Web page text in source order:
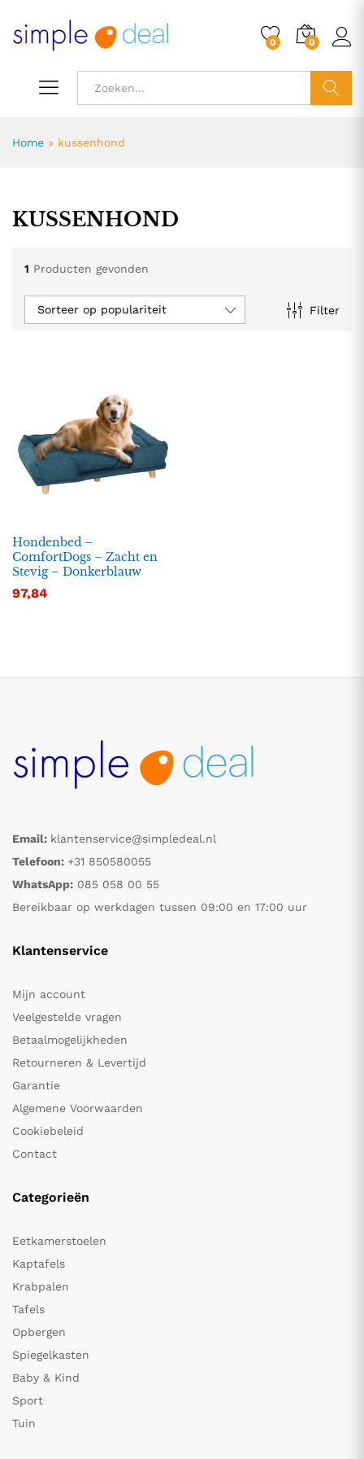
0 0
Home » kussenhond
KUSSENHOND
1 Producten gevonden
Filter
Sorteer op populariteit
Hondenbed –
ComfortDogs – Zacht en
Stevig – Donkerblauw
97,84
Email: klantenservice@simpledeal.nl
Telefoon: +31 850580055
WhatsApp: 085 058 00 55
Bereikbaar op werkdagen tussen 09:00 en 17:00 uur
Klantenservice
Mijn account
Veelgestelde vragen
Betaalmogelijkheden
Retourneren & Levertijd
Garantie
Algemene Voorwaarden
Cookiebeleid
Contact
Categorieën
Eetkamerstoelen
Kaptafels
Krabpalen
Tafels
Opbergen
Spiegelkasten
Baby & Kind
Sport
Tuin